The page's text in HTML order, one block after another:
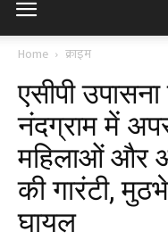
Home क्राइम
एसीपी
नंदग्राम में
महिलाओं और
की गारंटी,
घायल